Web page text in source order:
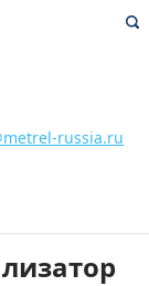
russia.ru